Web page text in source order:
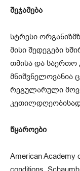
შეჯამება
სტრესი
მისი შედეგები
თმისა და საერთო
მნიშვნელოვანია
რეგულარული
წყაროები
American Academy